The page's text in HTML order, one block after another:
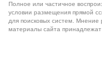
Полное или частичное
условии размещения прямой
для поисковых систем. Мнение
материалы сайта принадлежат